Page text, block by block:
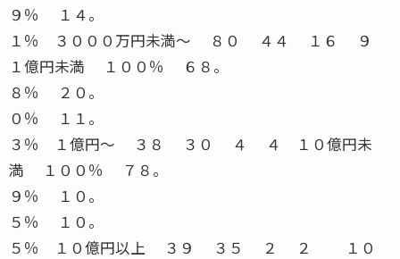
９％ １４。
１％ ３０００万円未満〜 ８０ ４４ １６ ９
１億円未満 １００％ ６８。
８％ ２０。
０％ １１。
３％ １億円〜 ３８ ３０ ４ ４ １０億円未
満 １００％ ７８。
９％ １０。
５％ １０。
５％ １０億円以上 ３９ ３５ ２ ２ １０